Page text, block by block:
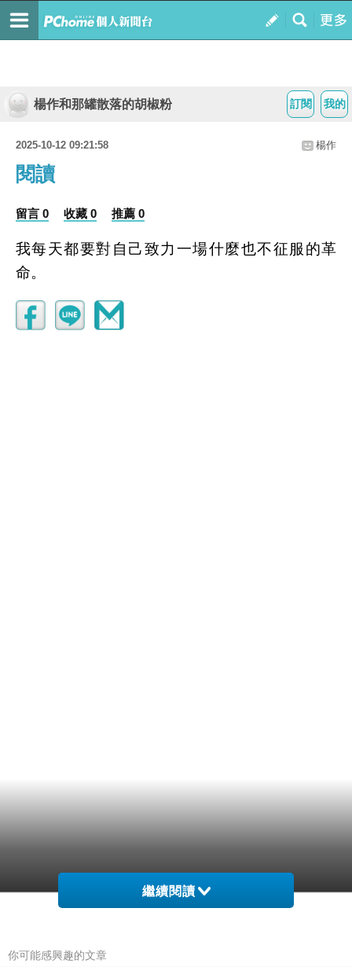
我的
訂閱
楊作和那罐散落的胡椒粉
2025-10-12 09:21:58 楊作
閱讀
留言 0 收藏 0 推薦 0
我每天都要對自己致力一場什麼也不征服的革
命。
繼續閱讀
你可能感興趣的文章